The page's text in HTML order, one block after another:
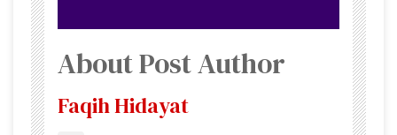
About Post Author
Faqih Hidayat